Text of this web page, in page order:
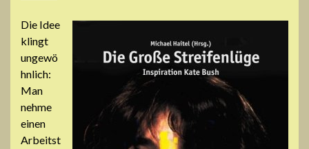
Die Idee
klingt
ungewö
hnlich:
Man
nehme
einen
Arbeitst